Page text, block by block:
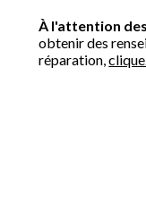
À l'attention
obtenir des
réparation,